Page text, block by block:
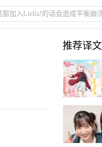
推荐译文